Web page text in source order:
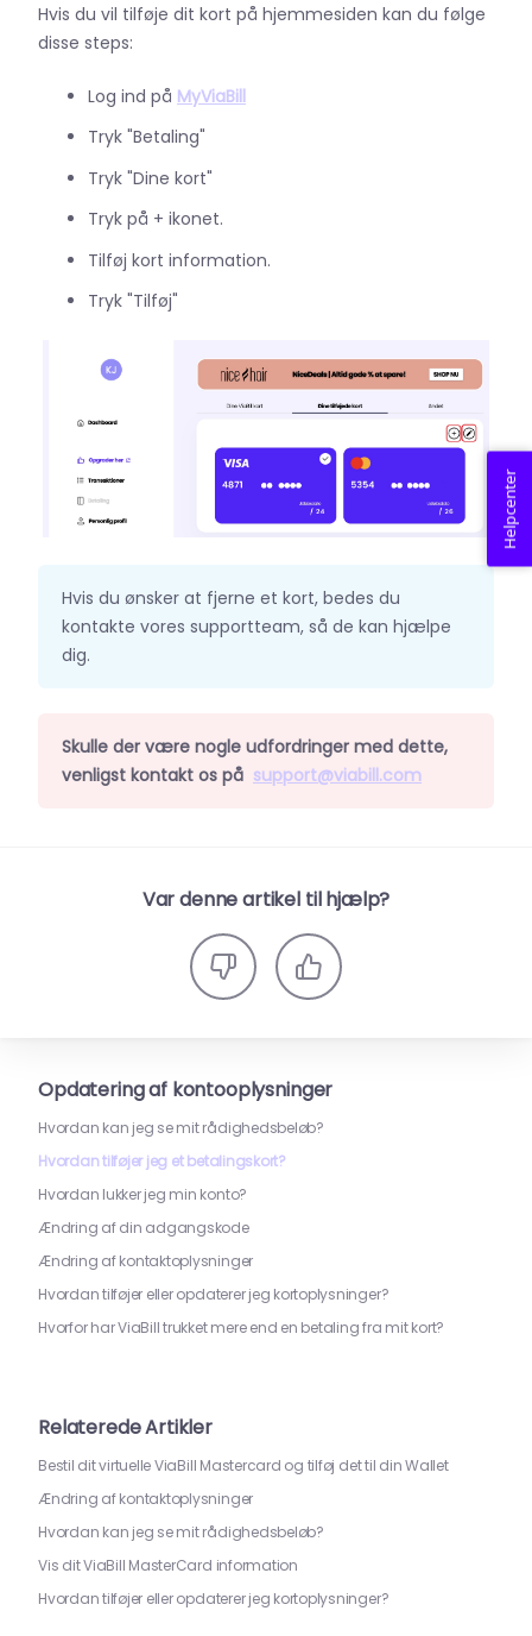
Hvis du vil tilføje dit kort på hjemmesiden kan du følge
disse steps:
Log ind på MyViaBill
Tryk "Betaling"
Tryk "Dine kort"
Tryk på + ikonet.
Tilføj kort information.
Tryk "Tilføj"
Hvis du ønsker at fjerne et kort, bedes du
kontakte vores supportteam, så de kan hjælpe
dig.
Skulle der være nogle udfordringer med dette,
venligst kontakt os på support@viabill.com
Var denne artikel til hjælp?
Opdatering af kontooplysninger
Hvordan kan jeg se mit rådighedsbeløb?
Hvordan tilføjer jeg et betalingskort?
Hvordan lukker jeg min konto?
Ændring af din adgangskode
Ændring af kontaktoplysninger
Hvordan tilføjer eller opdaterer jeg kortoplysninger?
Hvorfor har ViaBill trukket mere end en betaling fra mit kort?
Relaterede Artikler
Bestil dit virtuelle ViaBill Mastercard og tilføj det til din Wallet
Ændring af kontaktoplysninger
Hvordan kan jeg se mit rådighedsbeløb?
Vis dit ViaBill MasterCard information
Hvordan tilføjer eller opdaterer jeg kortoplysninger?
Helpcenter